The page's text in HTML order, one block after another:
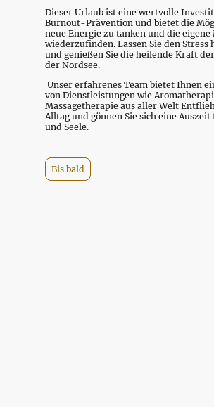
Dieser Urlaub ist eine wertvolle
Burnout-Prävention und bietet die
neue Energie zu tanken und die
wiederzufinden. Lassen Sie den Stress
und genießen Sie die heilende Kraft
der Nordsee.
Unser erfahrenes Team bietet Ihnen
von Dienstleistungen wie
Massagetherapie aus aller Welt
Alltag und gönnen Sie sich eine
und Seele.
Bis bald